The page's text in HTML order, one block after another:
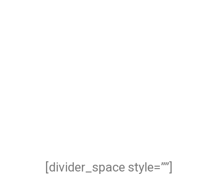
[divider_space style=””]